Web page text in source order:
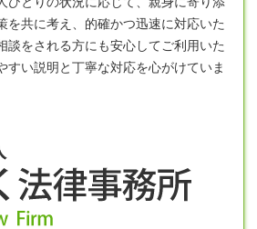
を共に考え、的確かつ迅速に対応いた
談をされる方にも安心してご利用いた
すい説明と丁寧な対応を心がけていま